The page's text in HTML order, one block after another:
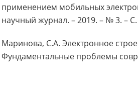
применением мобильных
научный журнал. – 2019. – № 3. –
Маринова, С.А. Электронное
Фундаментальные проблемы